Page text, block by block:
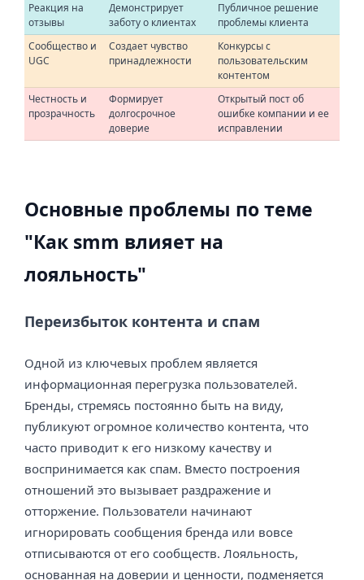
Реакция на
отзывы
Демонстрирует
заботу о клиентах
Публичное решение
проблемы клиента
Сообщество и
UGC
Создает чувство
принадлежности
Конкурсы с
пользовательским
контентом
Честность и
прозрачность
Формирует
долгосрочное
доверие
Открытый пост об
ошибке компании и ее
исправлении
Основные проблемы по теме
"Как smm влияет на
лояльность"
Переизбыток контента и спам
Одной из ключевых проблем является
информационная перегрузка пользователей.
Бренды, стремясь постоянно быть на виду,
публикуют огромное количество контента, что
часто приводит к его низкому качеству и
воспринимается как спам. Вместо построения
отношений это вызывает раздражение и
отторжение. Пользователи начинают
игнорировать сообщения бренда или вовсе
отписываются от его сообществ. Лояльность,
основанная на доверии и ценности, подменяется